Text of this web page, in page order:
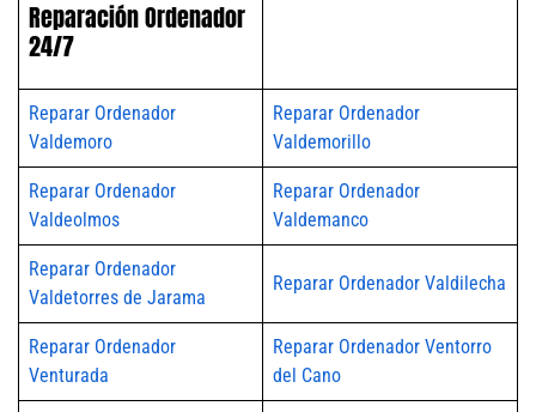
Reparación Ordenador
24/7
Reparar Ordenador
Valdemoro
Reparar Ordenador
Valdemorillo
Reparar Ordenador
Valdeolmos
Reparar Ordenador
Valdemanco
Reparar Ordenador
Valdetorres de Jarama
Reparar Ordenador Valdilecha
Reparar Ordenador
Venturada
Reparar Ordenador Ventorro
del Cano